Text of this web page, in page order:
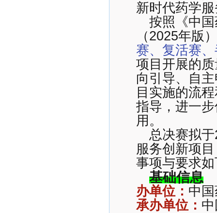
新时代药学
按照《中
（2025年版
赛、复活赛
项目开展的
向引导、自
目实施的流
指导，进一
用。
总决赛拟
服务创新项
事项与要求
基础信息
办单位： 中
承办单位：